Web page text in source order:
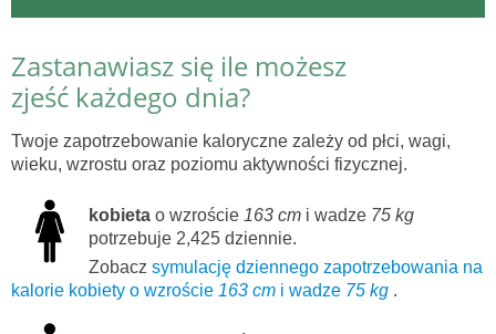
Zastanawiasz się ile możesz
zjeść każdego dnia?
Twoje zapotrzebowanie kaloryczne zależy od płci, wagi,
wieku, wzrostu oraz poziomu aktywności fizycznej.
kobieta o wzroście 163 cm i wadze 75 kg
potrzebuje 2,425 dziennie.
Zobacz symulację dziennego zapotrzebowania na
kalorie kobiety o wzroście 163 cm i wadze 75 kg .